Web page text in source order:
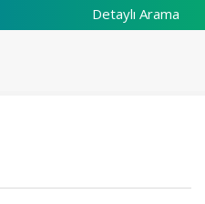
Detaylı Arama